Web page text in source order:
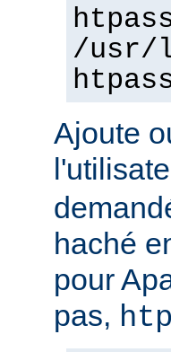
/usr/
Ajoute
haché
pour
pas,